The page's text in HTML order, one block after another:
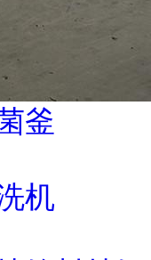
釜
机